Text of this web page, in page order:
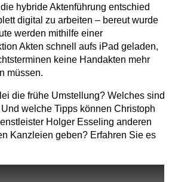
hybride Aktenführung entschied
digital zu arbeiten – bereut wurde
werden mithilfe einer
Akten schnell aufs iPad geladen,
keine Handakten mehr
müssen.
die frühe Umstellung? Welches sind
welche Tipps können Christoph
Holger Esseling anderen
Kanzleien geben? Erfahren Sie es